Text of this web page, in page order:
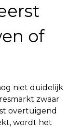
of
niet duidelijk
zwaar
overtuigend
wordt het